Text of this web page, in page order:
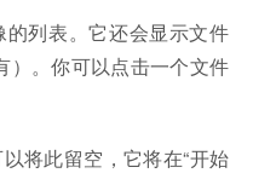
列表。它还会显示文件
）。你可以点击一个文件
此留空，它将在“开始